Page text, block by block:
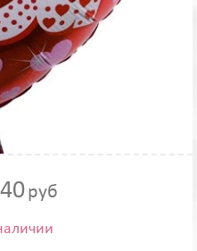
руб